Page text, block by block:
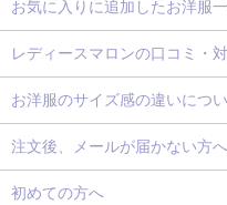
お気に入りに追加したお洋服
レディースマロンの口コミ・
お洋服のサイズ感の違いにつ
注文後、メールが届かない方へ
初めての方へ